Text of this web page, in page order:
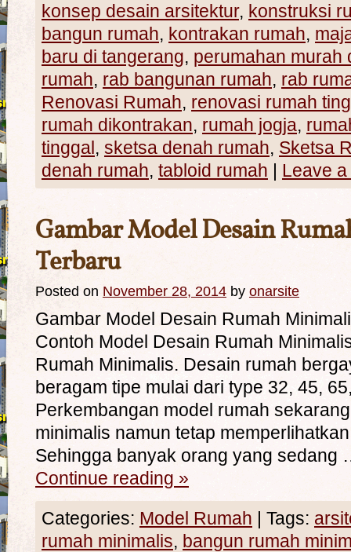
konsep desain arsitektur, konstruksi
bangun rumah, kontrakan rumah,
baru di tangerang, perumahan murah
rumah, rab bangunan rumah, rab
Renovasi Rumah, renovasi rumah
rumah dikontrakan, rumah jogja,
tinggal, sketsa denah rumah, Sketsa
denah rumah, tabloid rumah | Leave
Gambar Model Desain
Terbaru
Posted on November 28, 2014 by onarsite
Gambar Model Desain Rumah
Contoh Model Desain Rumah
Rumah Minimalis. Desain rumah
beragam tipe mulai dari type 32, 45,
Perkembangan model rumah
minimalis namun tetap
Sehingga banyak orang yang sedang
Continue reading »
Categories: Model Rumah | Tags:
rumah minimalis, bangun rumah